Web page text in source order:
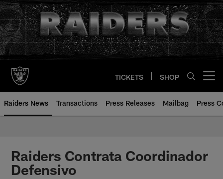
Skip
to
main
content
TICKETS SHOP
Raiders News Transactions Press Releases Mailbag Press
Raiders Contrata Coordinador
Defensivo